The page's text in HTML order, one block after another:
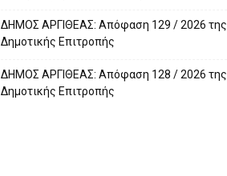
ΔΗΜΟΣ ΑΡΓΙΘΕΑΣ: Απόφαση 129 / 2026 της
Δημοτικής Επιτροπής
ΔΗΜΟΣ ΑΡΓΙΘΕΑΣ: Απόφαση 128 / 2026 της
Δημοτικής Επιτροπής